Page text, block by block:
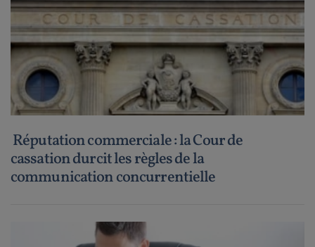
Réputation commerciale : la Cour de
cassation durcit les règles de la
communication concurrentielle